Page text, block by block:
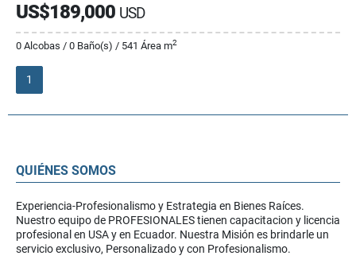
US$189,000 USD
0 Alcobas / 0 Baño(s) / 541 Área m2
1
QUIÉNES SOMOS
Experiencia-Profesionalismo y Estrategia en Bienes Raíces.
Nuestro equipo de PROFESIONALES tienen capacitacion y licencia
profesional en USA y en Ecuador. Nuestra Misión es brindarle un
servicio exclusivo, Personalizado y con Profesionalismo.